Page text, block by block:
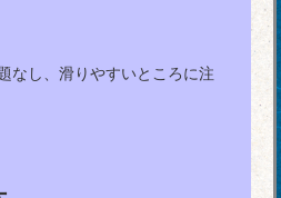
、滑りやすいところに注